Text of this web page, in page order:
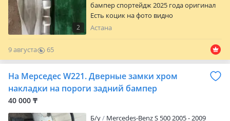
2
бампер спортейдж 2025 года оригинал
Есть коцик на фото видно
Астана
9 августа
65
0
На Мерседес W221. Дверные замки хром
накладки на пороги задний бампер
40 000 ₸
Б/y
Mercedes-Benz S 500 2005 - 2009